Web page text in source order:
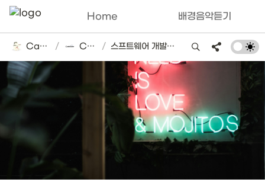
Home 배경음악듣기
Catsbi's DLog / CodeSoom / 스프트웨어 개발의 지혜- 스프링 편 3기